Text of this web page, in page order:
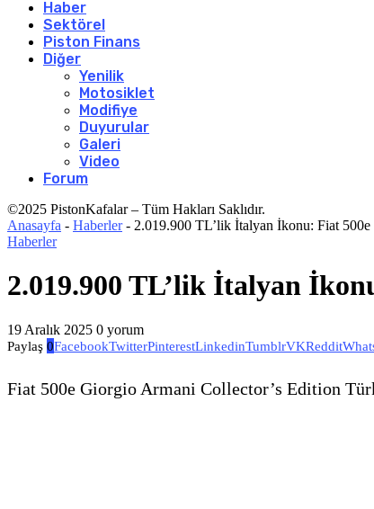
Haber
Sektörel
Piston Finans
Diğer
Yenilik
Motosiklet
Modifiye
Duyurular
Galeri
Video
Forum
©2025 PistonKafalar – Tüm Hakları Saklıdır.
Anasayfa - Haberler- 2.019.900 TL’lik İtalyan İkonu: Fiat
Haberler
2.019.900 TL’lik İtalyan
19 Aralık 2025 0 yorum
Paylaş 0FacebookTwitterPinterestLinkedinTumblrVKReddit
Fiat 500e Giorgio Armani Collector’s Edition